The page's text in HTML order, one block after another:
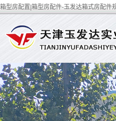
箱型房配置|箱型房配件-玉发达箱式房配件